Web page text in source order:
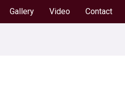
Gallery Video Contact